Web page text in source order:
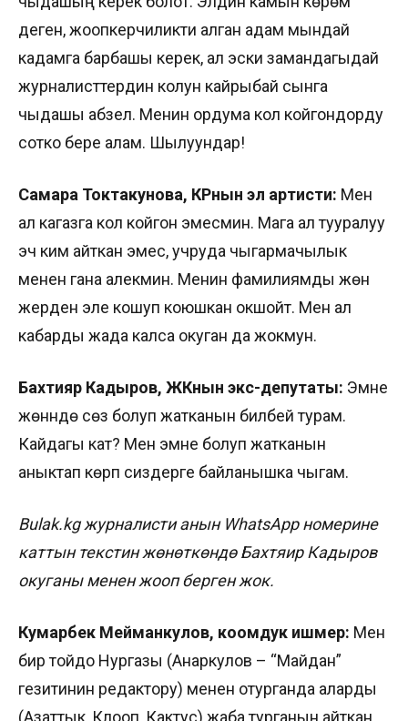
деген, жоопкерчиликти алган адам мындай
кадамга барбашы керек, ал эски замандагыдай
журналисттердин колун кайрыбай сынга
чыдашы абзел. Менин ордума кол койгондорду
сотко бере алам. Шылуундар!
Самара Токтакунова, КРнын эл артисти: Мен
ал кагазга кол койгон эмесмин. Мага ал тууралуу
эч ким айткан эмес, учруда чыгармачылык
менен гана алекмин. Менин фамилиямды жөн
жерден эле кошуп коюшкан окшойт. Мен ал
кабарды жада калса окуган да жокмун.
Бахтияр Кадыров, ЖКнын экс-депутаты: Эмне
жөнүндө сөз болуп жатканын билбей турам.
Кайдагы кат? Мен эмне болуп жатканын
аныктап көрүп сиздерге байланышка чыгам.
Bulak.kg журналисти анын WhatsApp номерине
каттын текстин жөнөткөндө Бахтяир Кадыров
окуганы менен жооп берген жок.
Кумарбек Мейманкулов, коомдук ишмер: Мен
бир тойдо Нургазы (Анаркулов – “Майдан”
гезитинин редактору) менен отурганда аларды
(Азаттык, Клооп, Кактус) жаба турганын айткан.